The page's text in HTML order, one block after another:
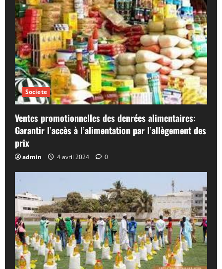
Societe
Ventes promotionnelles des denrées alimentaires:
Garantir l’accès à l’alimentation par l’allègement des
prix
admin 4 avril 2024 0